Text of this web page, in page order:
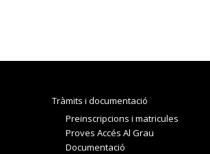
Tràmits i documentació
Preinscripcions i matricules
Proves Accés Al Grau
Documentació